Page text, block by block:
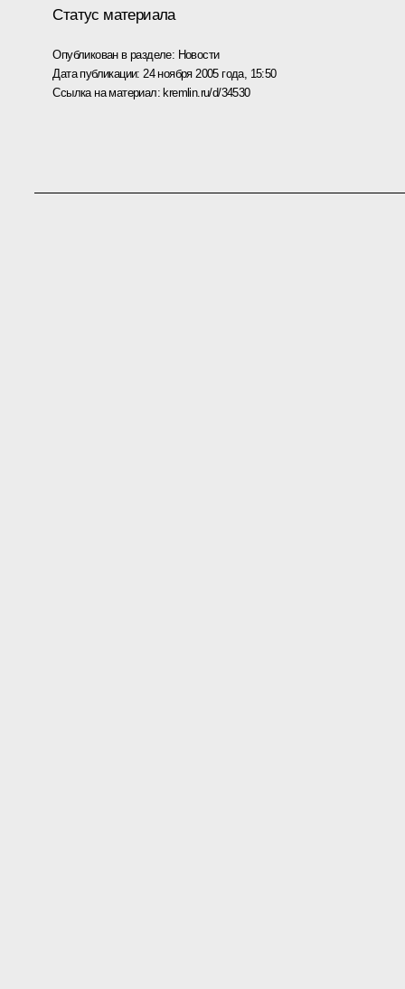
Статус материала
Опубликован в разделе: Новости
Дата публикации: 24 ноября 2005 года, 15:50
Ссылка на материал:kremlin.ru/d/34530